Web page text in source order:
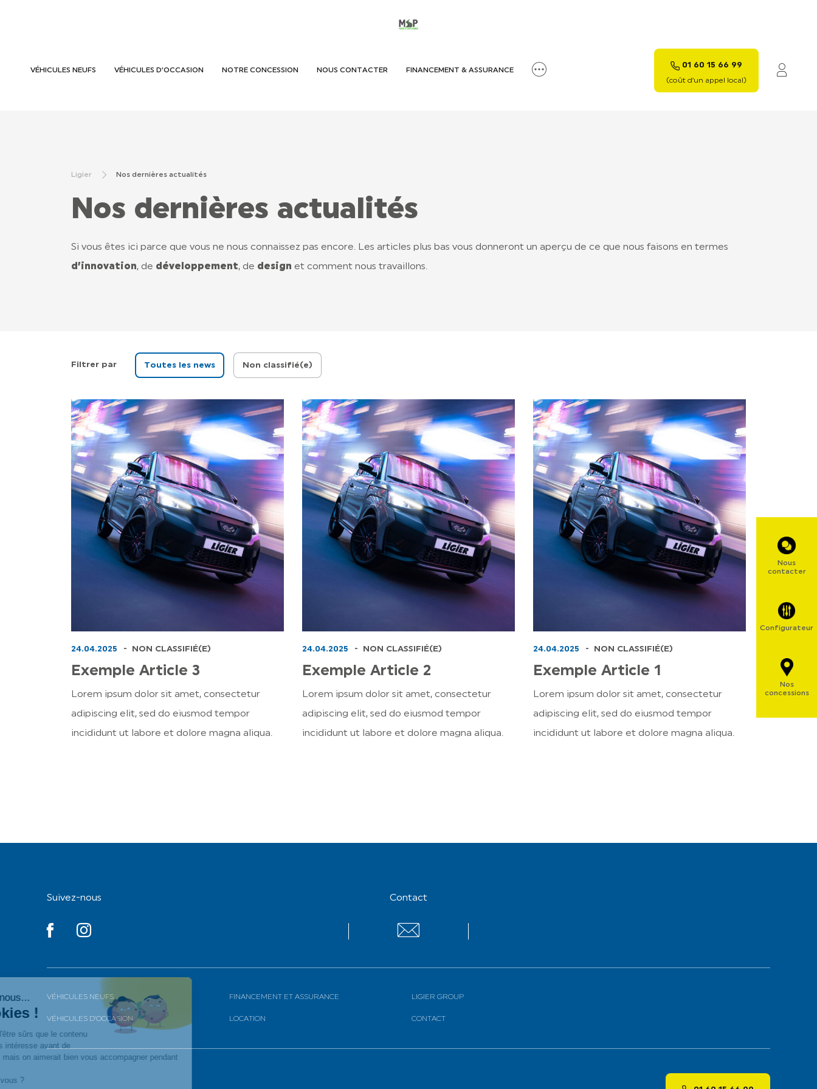
VÉHICULES NEUFS VÉHICULES D’OCCASION NOTRE CONCESSION NOUS CONTACTER FINANCEMENT & ASSURANCE
01 60 15 66 99
(coût d’un appel local)
Ligier Nos dernières actualités
Nos dernières actualités
Si vous êtes ici parce que vous ne nous connaissez pas encore. Les articles plus bas vous donneront un aperçu de ce que nous faisons en termes
d’innovation, de développement, de design et comment nous travaillons.
Filtrer par
Filtrer par
Toutes les news
Non classifié(e)
24.04.2025 NON CLASSIFIÉ(E)
Exemple Article 3
Lorem ipsum dolor sit amet, consectetur
adipiscing elit, sed do eiusmod tempor
incididunt ut labore et dolore magna aliqua.
24.04.2025 NON CLASSIFIÉ(E)
Exemple Article 2
Lorem ipsum dolor sit amet, consectetur
adipiscing elit, sed do eiusmod tempor
incididunt ut labore et dolore magna aliqua.
24.04.2025 NON CLASSIFIÉ(E)
Exemple Article 1
Lorem ipsum dolor sit amet, consectetur
adipiscing elit, sed do eiusmod tempor
incididunt ut labore et dolore magna aliqua.
Nous
contacter
Configurateur
Nos
concessions
Suivez-nous
YouTube
Contact
VÉHICULES NEUFS
VÉHICULES D’OCCASION
FINANCEMENT ET ASSURANCE
LOCATION
LIGIER GROUP
CONTACT